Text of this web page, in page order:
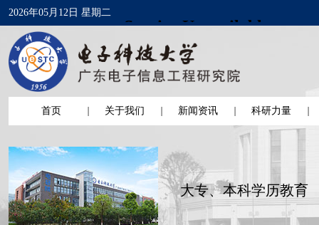
2026年05月12日 星期二
首页 关于我们 新闻资讯 科研力量
大专、本科学历教育